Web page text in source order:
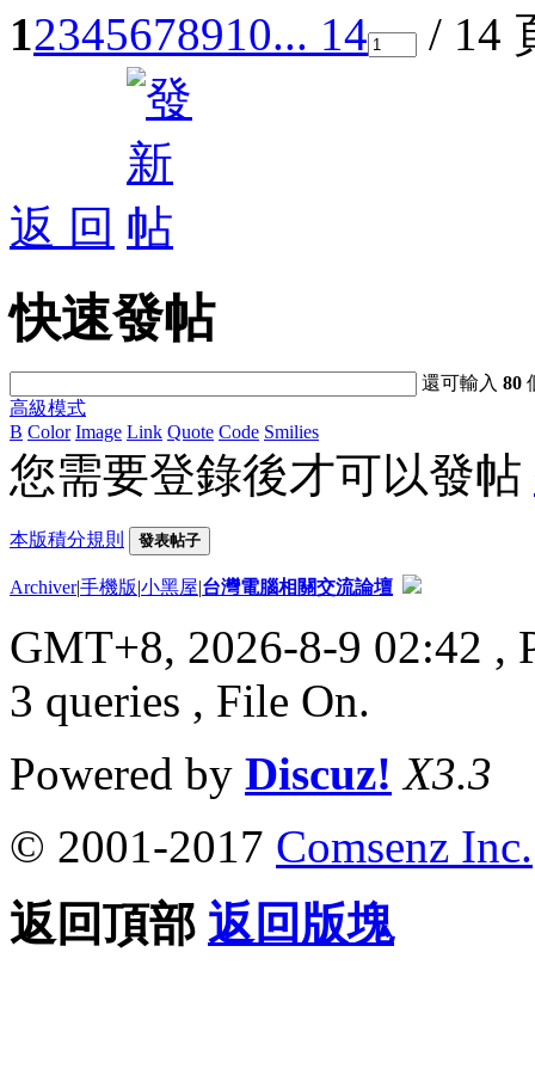
12345678910... 14 / 14
返 回
快速發帖
還可輸入80
高級模式
B Color Image Link Quote Code Smilies
您需要登錄後才可以發帖
本版積分規則 發表帖子
Archiver|手機版|小黑屋|台灣電腦相關交流論壇
GMT+8, 2026-8-9 02:42 ,
3 queries , File On.
Powered by Discuz! X3.3
© 2001-2017 Comsenz Inc.
返回頂部 返回版塊